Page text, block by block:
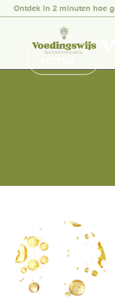
Ontdek in 2 minuten hoe
HOME»